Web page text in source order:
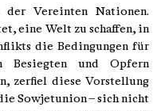
Vereinten Nationen.
eine Welt zu schaffen, in
die Bedingungen für
Besiegten und Opfern
zerfiel diese Vorstellung
Sowjetunion – sich nicht